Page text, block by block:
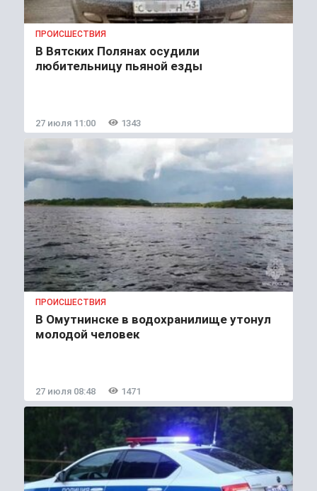
ПРОИСШЕСТВИЯ
В Вятских Полянах осудили
любительницу пьяной езды
27 июля 11:00 1343
ПРОИСШЕСТВИЯ
В Омутнинске в водохранилище утонул
молодой человек
27 июля 08:48 1471